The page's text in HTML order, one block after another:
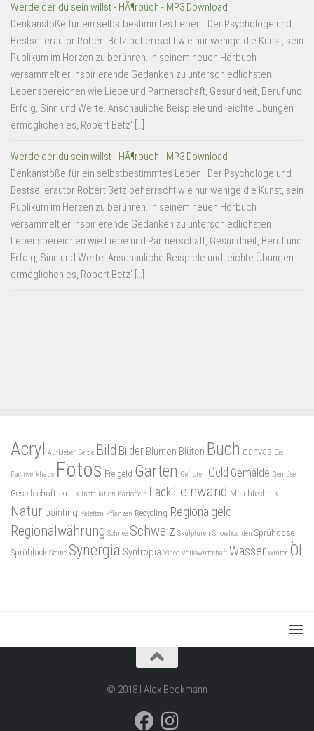
Werde der du sein willst - HÃ¶rbuch - MP3 Download
Denkanstöße für ein selbstbestimmtes Leben Der Psychologe und
Bestsellerautor Robert Betz beherrscht wie nur wenige die Kunst, sein
Publikum im Herzen zu berühren. In seinem neuen Hörbuch
versammelt er inspirierende Gedanken zu unterschiedlichsten
Lebensbereichen wie Liebe und Partnerschaft, Gesundheit, Beruf und
Erfolg, Sinn und Werte. Anschauliche Beispiele und leichte Übungen
ermöglichen es, Robert Betz' […]
Werde der du sein willst - HÃ¶rbuch - MP3 Download
Denkanstöße für ein selbstbestimmtes Leben Der Psychologe und
Bestsellerautor Robert Betz beherrscht wie nur wenige die Kunst, sein
Publikum im Herzen zu berühren. In seinem neuen Hörbuch
versammelt er inspirierende Gedanken zu unterschiedlichsten
Lebensbereichen wie Liebe und Partnerschaft, Gesundheit, Beruf und
Erfolg, Sinn und Werte. Anschauliche Beispiele und leichte Übungen
ermöglichen es, Robert Betz' […]
Acryl Aufkleber Berge Bild Bilder Blumen Blüten Buch canvas Eis
Fachwerkhaus Fotos Freigeld Garten Gefroren Geld Gemälde Gemüse
Gesellschaftskritik Installation Kartoffeln Lack Leinwand Mischtechnik
Natur painting Paletten Pflanzen Recycling Regionalgeld
Regionalwährung Schnee Schweiz Skulpturen Snowboarden Sprühdose
Sprühlack Steine Synergia Syntropia Video Volkswirtschaft Wasser Winter Öl
© 2018 I Alex Beckmann